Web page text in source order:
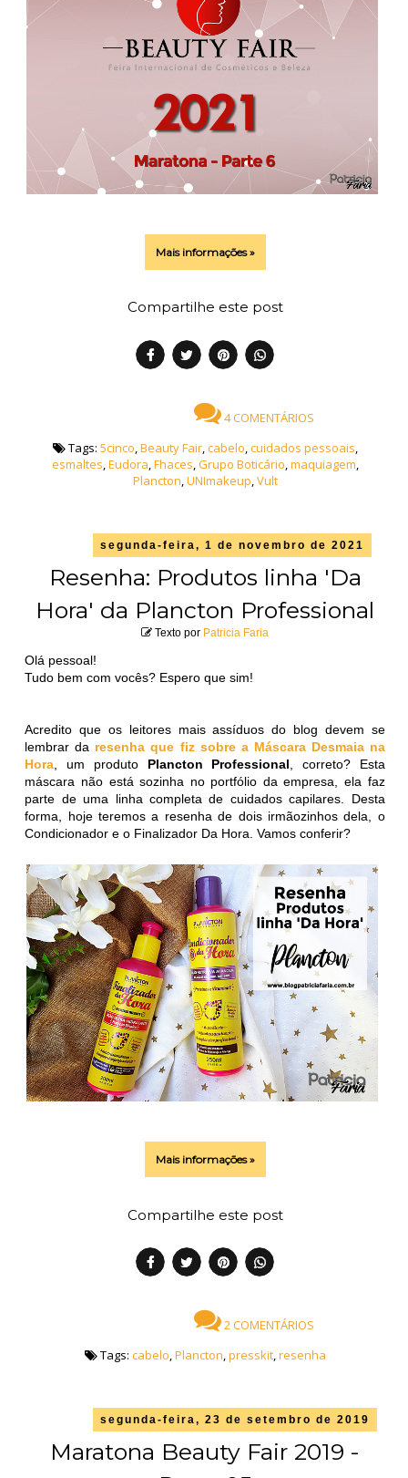
Mais informações »
Compartilhe este post
4 COMENTÁRIOS
Tags: 5cinco,Beauty Fair,cabelo,cuidados pessoais,
esmaltes,Eudora,Fhaces,Grupo Boticário,maquiagem,
Plancton,UNImakeup,Vult
segunda-feira, 1 de novembro de 2021
Resenha: Produtos linha 'Da
Hora' da Plancton Professional
Texto por Patricia Faria
Olá pessoal!
Tudo bem com vocês? Espero que sim!
Acredito que os leitores mais assíduos do blog devem se
lembrar da resenha que fiz sobre a Máscara Desmaia na
Hora , um produto Plancton Professional , correto? Esta
máscara não está sozinha no portfólio da empresa, ela faz
parte de uma linha completa de cuidados capilares. Desta
forma, hoje teremos a resenha de dois irmãozinhos dela, o
Condicionador e o Finalizador Da Hora. Vamos conferir?
Mais informações »
Compartilhe este post
2 COMENTÁRIOS
Tags: cabelo,Plancton,presskit,resenha
segunda-feira, 23 de setembro de 2019
Maratona Beauty Fair 2019 -